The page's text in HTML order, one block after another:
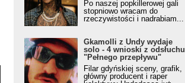
Po naszej popkillerowej gali
stopniowo wracam do
rzeczywistości i nadrabiam...
Gkamolli z Undy wydaje
solo - 4 wnioski z odsłuchu
"Pełnego przepływu"
Filar gdyńskiej sceny, grafik,
główny producent i raper